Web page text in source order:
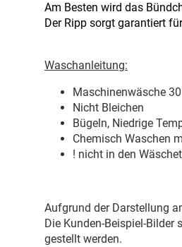
Am Besten wird das
Der Ripp sorgt garantiert
Waschanleitung:
Maschinenwäsche 30
Nicht Bleichen
Bügeln, Niedrige
Chemisch Waschen
! nicht in den
Aufgrund der Darstellung
Die Kunden-Beispiel-
gestellt werden.